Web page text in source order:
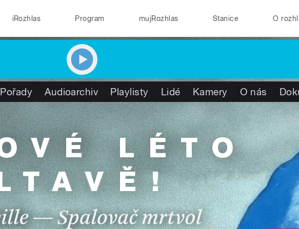
iRozhlas Program mujRozhlas Stanice O
Pořady Audioarchiv Playlisty Lidé Kamery O nás